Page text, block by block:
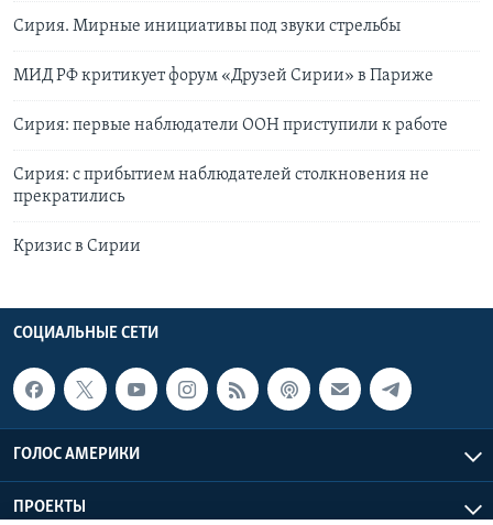
Сирия. Мирные инициативы под звуки стрельбы
МИД РФ критикует форум «Друзей Сирии» в Париже
Сирия: первые наблюдатели ООН приступили к работе
Сирия: с прибытием наблюдателей столкновения не
прекратились
Кризис в Сирии
СОЦИАЛЬНЫЕ СЕТИ
ГОЛОС АМЕРИКИ
ПРОЕКТЫ